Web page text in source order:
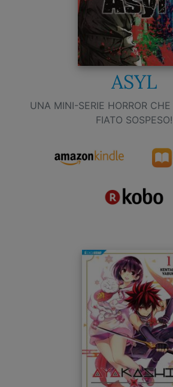
ASYL
UNA MINI-SERIE HORROR
FIATO SOSPESO!